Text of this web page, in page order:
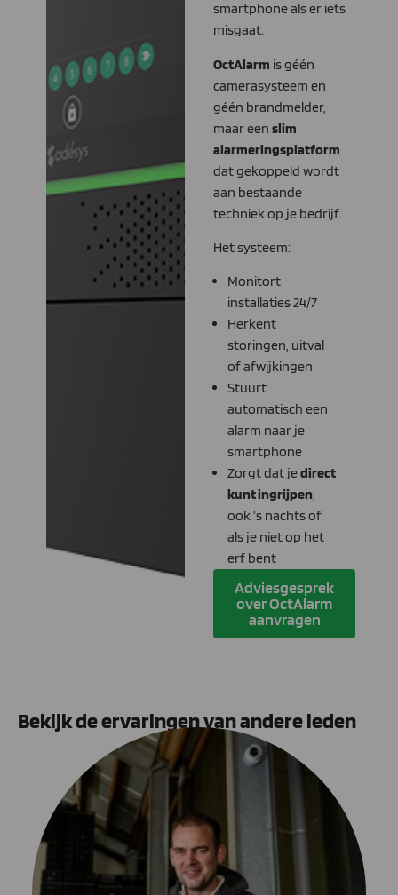
smartphone als er iets
misgaat.
OctAlarm is géén
camerasysteem en
géén brandmelder,
maar een slim
alarmeringsplatform
dat gekoppeld wordt
aan bestaande
techniek op je bedrijf.
Het systeem:
Monitort
installaties 24/7
Herkent
storingen, uitval
of afwijkingen
Stuurt
automatisch een
alarm naar je
smartphone
Zorgt dat jedirect
kunt ingrijpen,
ook ’s nachts of
als je niet op het
erf bent
Adviesgesprek
over OctAlarm
aanvragen
Bekijk de ervaringen van andere leden